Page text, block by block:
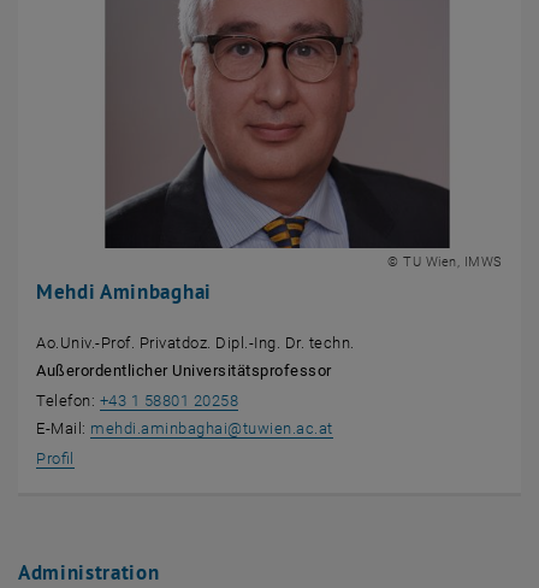
Mehdi Aminbaghai
© TU Wien, IMWS
Ao.Univ.-Prof. Privatdoz. Dipl.-Ing. Dr. techn.
Außerordentlicher Universitätsprofessor
Telefon: +43 1 58801 20258
E-Mail: mehdi.aminbaghai@tuwien.ac.at
Profil
Administration